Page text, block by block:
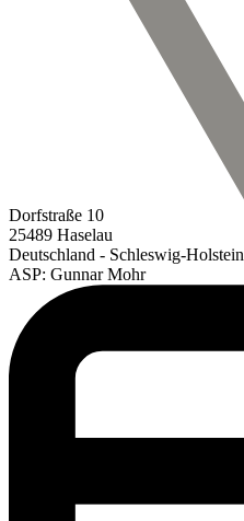
Dorfstraße 10
25489 Haselau
Deutschland - Schleswig-Holstein
ASP: Gunnar Mohr